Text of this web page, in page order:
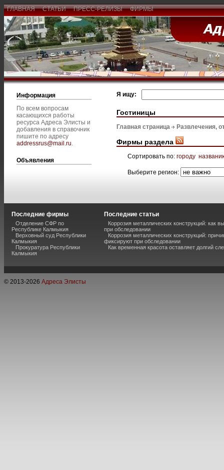
ГЛАВНАЯ СТАТЬИ ПРЕСС-РЕЛИЗЫ ФИРМЫ
Информация
По всем вопросам
касающихся работы
ресурса Адреса Элисты и
добавления в справочник
пишите по адресу
addressrus@mail.ru.
Объявления
Я ищу:
Гостиницы
Главная страница Развлечения,
Фирмы раздела
Сортировать по: городу
Выберите регион:
Последние фирмы
Отделение СФР по
Республике Калмыкия
Верховный суд Республики
Калмыкия
Прокуратура Республики
Калмыкия
Последние статьи
Коррозия металлических конструкций: как
при обследовании
Коррозия металлических конструкций:
фиксируют при обследовании
Как временная красота оставляет долгий
© 2013-2026 Адреса Элисты